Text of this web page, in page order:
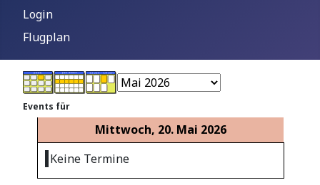
Login
Flugplan
Events für
Mittwoch, 20. Mai 2026
Keine Termine